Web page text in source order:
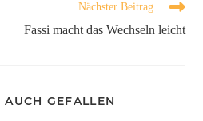
Nächster Beitrag
Fassi macht das Wechseln leicht
GEFALLEN